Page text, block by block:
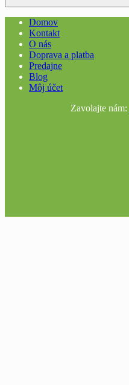
Domov
Kontakt
O nás
Doprava a platba
Predajne
Blog
Môj účet
Zavolajte nám: